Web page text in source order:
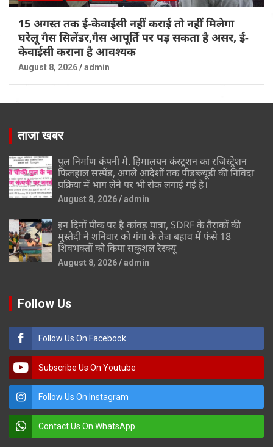
15 अगस्त तक ई-केवाईसी नहीं कराई तो नहीं मिलेगा
घरेलू गैस सिलेंडर,गैस आपूर्ति पर पड़ सकता है असर, ई-
केवाईसी कराना है आवश्यक
August 8, 2026 admin
ताजा खबर
पुल निर्माण कंपनी मै. हिमालयन कंस्ट्रशन का रजिस्ट्रेशन
फिलहाल सस्पेंड, अगले आदेशों तक पीडब्ल्यूडी की निविदा
प्रक्रिया में भाग लेने पर भी रोक लगाई गई है।
August 8, 2026 admin
इन दिनों पीक पर है कांवड़ यात्रा, SDRF के तैराकों की
मुस्तैदी ने शनिवार को गंगा के तेज बहाव में फंसे 18
शिवभक्तों को किया सकुशल रेस्क्यू
August 8, 2026 admin
Follow Us
Follow Us On Facebook
Subscribe Us On Youtube
Follow Us On Instagram
Contact Us On WhatsApp